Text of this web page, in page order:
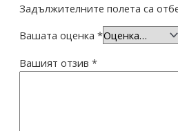
Задължителните полета са
Вашата оценка *
Вашият отзив *